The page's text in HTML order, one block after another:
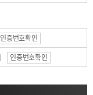
인증번호확인
인증번호확인